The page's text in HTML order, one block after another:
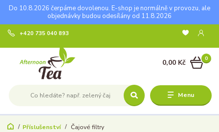
Do 10.8.2026 čerpáme dovolenou. E-shop je normálně v provozu, ale
objednávky budou odesílány od 11.8.2026
Menu
+420 735 040 893
0
0,00 Kč
Příslušenství Čajové filtry